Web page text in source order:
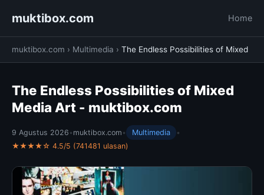
muktibox.com Home
muktibox.com › Multimedia › The Endless Possibilities of Mixed
The Endless Possibilities of Mixed
Media Art - muktibox.com
9 Agustus 2026 • muktibox.com • Multimedia
•
★★★★☆ 4.5/5 (741481 ulasan)